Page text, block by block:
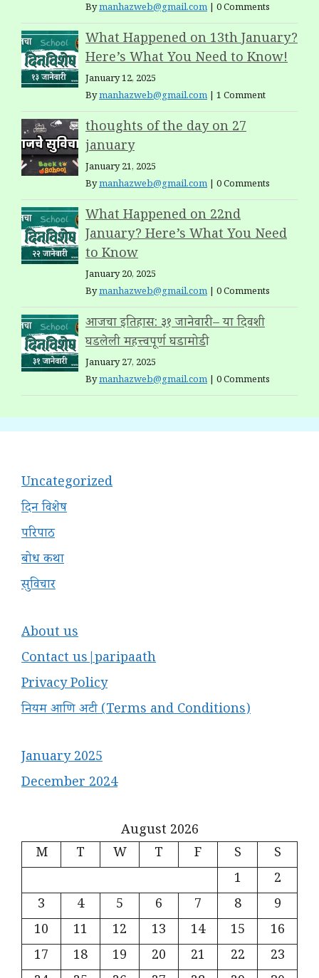
Bymanhazweb@gmail.com | 0 Comments
What Happened on 13th January?
Here’s What You Need to Know!
January 12, 2025
Bymanhazweb@gmail.com | 1 Comment
thoughts of the day on 27
january
January 21, 2025
Bymanhazweb@gmail.com | 0 Comments
What Happened on 22nd
January? Here’s What You Need
to Know
January 20, 2025
Bymanhazweb@gmail.com | 0 Comments
आजचा इतिहास: ३१ जानेवारी – या दिवशी
घडलेली महत्त्वपूर्ण घडामोडी
January 27, 2025
Bymanhazweb@gmail.com | 0 Comments
Uncategorized
दिन विशेष
परिपाठ
बोध कथा
सुविचार
About us
Contact us|paripaath
Privacy Policy
नियम आणि अटी (Terms and Conditions)
January 2025
December 2024
August 2026
M
T W T F S
S
1
2
3
4 5 6 7 8
9
10
11 12 13 14 15
16
17
18 19 20 21 22
23